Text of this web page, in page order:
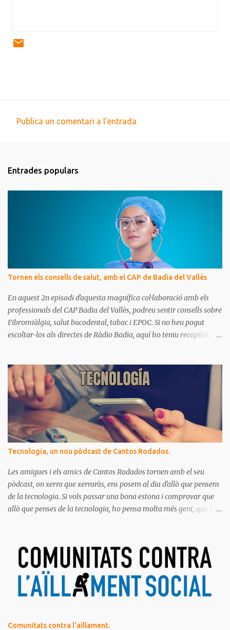
e
n
Publica un comentari a l'entrada
Entrades populars
Tornen els consells de salut, amb el CAP de Badia del Vallès
En aquest 2n episodi d'aquesta magnífica col·laboració amb els
professionals del CAP Badia del Vallès, podreu sentir consells sobre
Fibromiàlgia, salut bucodental, tabac i EPOC. Si no heu pogut
escoltar-los als directes de Ràdio Badia, aquí ho teniu recopilat.
Tecnologia, un nou pòdcast de Cantos Rodados.
Les amigues i els amics de Cantos Rodados tornen amb el seu
pòdcast, on xerra que xerraràs, ens posem al dia d'allò que pensem
de la tecnologia. Si vols passar una bona estona i comprovar que
allò que penses de la tecnologia, ho pensa molta més gent, que la
Ja saps el que diem, no t'ho pots perdre!
Comunitats contra l'aïllament.